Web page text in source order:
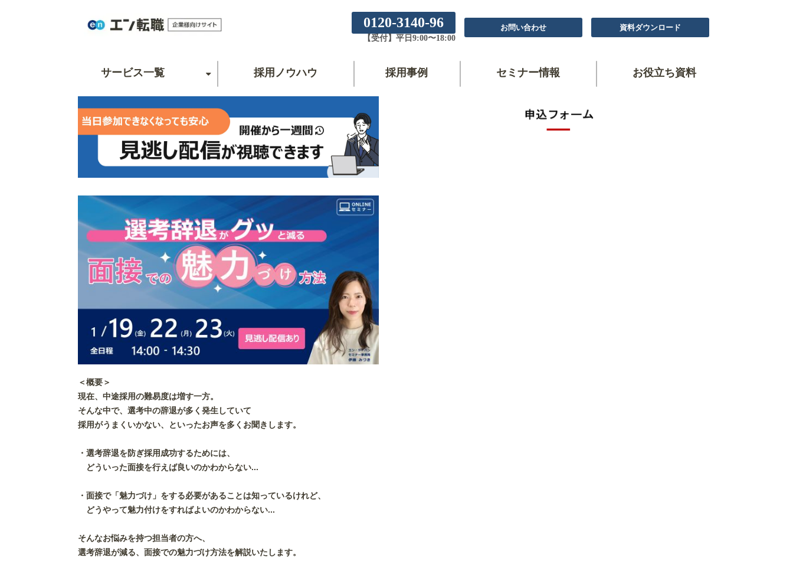
0120-3140-96
【受付】平日9:00〜18:00
お問い合わせ 資料ダウンロード
サービス一覧 採用ノウハウ 採用事例 セミナー情報 お役立ち資料
＜概要＞
現在、中途採用の難易度は増す一方。
そんな中で、選考中の辞退が多く発生していて
採用がうまくいかない、といったお声を多くお聞きします。
・選考辞退を防ぎ採用成功するためには、
どういった面接を行えば良いのかわからない...
・面接で「魅力づけ」をする必要があることは知っているけれど、
どうやって魅力付けをすればよいのかわからない...
そんなお悩みを持つ担当者の方へ、
選考辞退が減る、面接での魅力づけ方法を解説いたします。